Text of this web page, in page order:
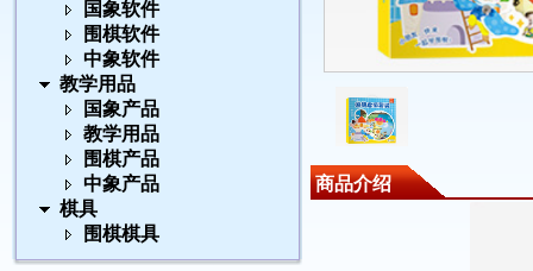
国象软件
围棋软件
中象软件
教学用品
国象产品
教学用品
围棋产品
中象产品
棋具
围棋棋具
商品介绍